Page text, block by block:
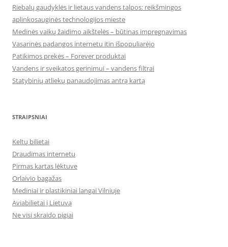
Riebalų gaudyklės ir lietaus vandens talpos: reikšmingos
aplinkosauginės technologijos mieste
Medinės vaikų žaidimo aikštelės – būtinas impregnavimas
Vasarinės padangos internetu itin išpopuliarėjo
Patikimos prekės – Forever produktai
Vandens ir sveikatos gerinimui – vandens filtrai
Statybinių atliekų panaudojimas antrą kartą
STRAIPSNIAI
Keltų bilietai
Draudimas internetu
Pirmas kartas lėktuve
Orlaivio bagažas
Mediniai ir plastikiniai langai Vilniuje
Aviabilietai į Lietuvą
Ne visi skraido pigiai